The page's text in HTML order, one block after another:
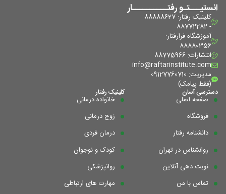
انستیـــتـو رفتــــــــــار
کلینیک رفتار: 88888627
- 88772282
آموزشگاه فرا‌رفتار:
88880356
انتشارات: 88775966
info@raftarinstitute.com
مدیریت: 09127760710
(فقط پیامک)
دسترسی آسان
صفحه اصلی
فروشگاه
دانشنامه رفتار
روانشناس در تهران
نوبت دهی آنلاین
تماس با من
کلینیک رفتار
خانواده درمانی
زوج درمانی
درمان فردی
کودک و نوجوان
روانپزشکی
مهارت های ارتباطی